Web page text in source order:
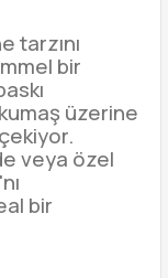
tarzını
bir
üzerine
veya özel
bir